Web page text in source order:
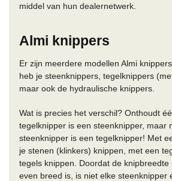
middel van hun dealernetwerk.
Almi knippers
Er zijn meerdere modellen Almi
heb je steenknippers, tegelknippers
maar ook de hydraulische knippers.
Wat is precies het verschil? Onthoudt
tegelknipper is een steenknipper, maar
steenknipper is een tegelknipper! Met
je stenen (klinkers) knippen, met een
tegels knippen. Doordat de knipbreedte
even breed is, is niet elke steenknipper